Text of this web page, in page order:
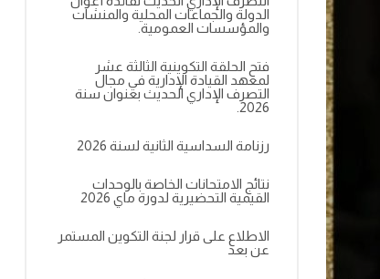
الدولة والجماعات المحلية والمنشآت
والمؤسسات العمومية.
فتح الحلقة التكوينية الثالثة عشر
لمعهد القيادة الإدارية في مجال
التصرف الإداري الحديث بعنوان سنة
2026.
رزنامة السداسية الثانية لسنة 2026
نتائج الامتحانات الخاصة بالوحدات
القيمية التحضيرية لدورة ماي 2026
الاطلاع على قرار لجنة التكوين المستمر
عن بعد